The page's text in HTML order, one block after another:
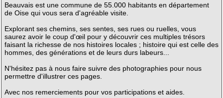
Beauvais est une commune de 55.000 habitants en département
de Oise qui vous sera d'agréable visite.
Explorant ses chemins, ses sentes, ses rues ou ruelles, vous
saurez avoir le coup d'œil pour y découvrir ces multiples trésors
faisant la richesse de nos histoires locales ; histoire qui est celle des
hommes, des générations et de leurs durs labeurs...
N'hésitez pas à nous faire suivre des photographies pour nous
permettre d'illustrer ces pages.
Avec nos remerciements pour vos participations et aides.